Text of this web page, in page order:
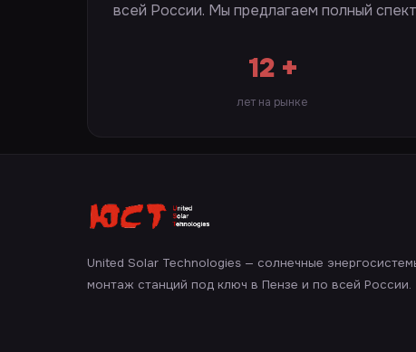
всей России. Мы предлагаем полный
12 +
лет на рынке
United Solar Technologies — солнечные
монтаж станций под ключ в Пензе и по всей России.